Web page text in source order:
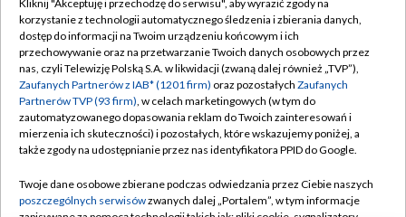
TVP
Abonament TVP
Emisja w TVP
Centrum informacji TVP
Naziemna Telewizja Cyfrowa
Rada Programowa
Regulamin TVP
Polityka prywatności
Moje zgody
Pomoc
Kontakt
Kliknij "Akceptuję i przechodzę do serwisu", aby wyrazić zgody na
korzystanie z technologii automatycznego śledzenia i zbierania danych,
dostęp do informacji na Twoim urządzeniu końcowym i ich
przechowywanie oraz na przetwarzanie Twoich danych osobowych przez
nas, czyli Telewizję Polską S.A. w likwidacji (zwaną dalej również „TVP”),
Zaufanych Partnerów z IAB* (1201 firm) oraz pozostałych Zaufanych
Partnerów TVP (93 firm), w celach marketingowych (w tym do
zautomatyzowanego dopasowania reklam do Twoich zainteresowań i
mierzenia ich skuteczności) i pozostałych, które wskazujemy poniżej, a
także zgody na udostępnianie przez nas identyfikatora PPID do Google.
Twoje dane osobowe zbierane podczas odwiedzania przez Ciebie naszych
poszczególnych serwisówzwanych dalej „Portalem”, w tym informacje